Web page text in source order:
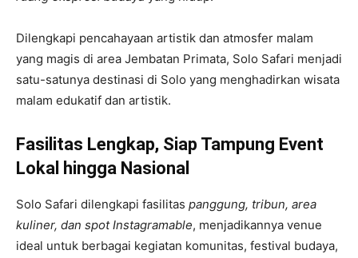
Dilengkapi pencahayaan artistik dan atmosfer malam
yang magis di area Jembatan Primata, Solo Safari menjadi
satu-satunya destinasi di Solo yang menghadirkan wisata
malam edukatif dan artistik.
Fasilitas Lengkap, Siap Tampung Event
Lokal hingga Nasional
Solo Safari dilengkapi fasilitas panggung, tribun, area
kuliner, dan spot Instagramable, menjadikannya venue
ideal untuk berbagai kegiatan komunitas, festival budaya,